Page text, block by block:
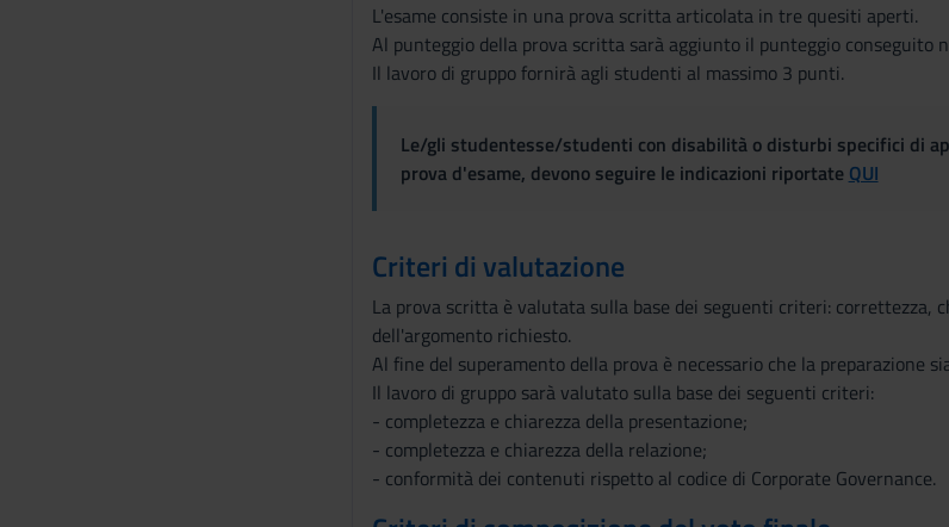
L'esame consiste in una prova scritta articolata in tre quesiti aperti.
Al punteggio della prova scritta sarà aggiunto il punteggio conseguito
Il lavoro di gruppo fornirà agli studenti al massimo 3 punti.
Le/gli studentesse/studenti con disabilità o disturbi specifici di
prova d'esame, devono seguire le indicazioni riportate QUI
Criteri di valutazione
La prova scritta è valutata sulla base dei seguenti criteri: correttezza,
dell'argomento richiesto.
Al fine del superamento della prova è necessario che la preparazione
Il lavoro di gruppo sarà valutato sulla base dei seguenti criteri:
- completezza e chiarezza della presentazione;
- completezza e chiarezza della relazione;
- conformità dei contenuti rispetto al codice di Corporate Governance.